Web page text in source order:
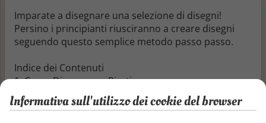
Imparate a disegnare una selezione di disegni!
Persino i principianti riusciranno a creare disegni
seguendo questo semplice metodo passo passo.
Indice dei Contenuti
1. Come Disegnare – Pirati
2. Come Disegnare – Animali Selvatici
3. Come Disegnare – Veicoli
Informativa sull'utilizzo dei cookie del browser